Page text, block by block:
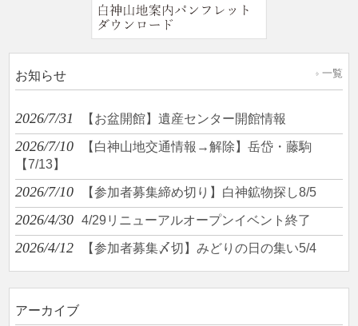
お知らせ 一覧
2026/7/31 【お盆開館】遺産センター開館情報
2026/7/10
【白神山地交通情報→解除】岳岱・藤駒
【7/13】
2026/7/10 【参加者募集締め切り】白神鉱物探し8/5
2026/4/30 4/29リニューアルオープンイベント終了
2026/4/12 【参加者募集〆切】みどりの日の集い5/4
アーカイブ